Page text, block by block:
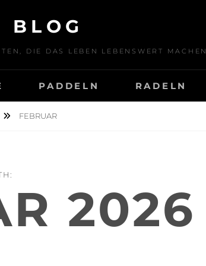
BLOG
DIE DAS LEBEN LEBENSWERT MACHEN
PADDELN RADELN
FEBRUAR
2026